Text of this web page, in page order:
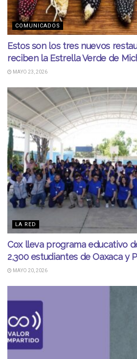
COMUNICADOS
Estos son los tres nuevos
reciben la Estrella Verde de
MAYO 23, 2026
LA RED
Cox lleva programa educativo
2,300 estudiantes de Oaxaca y
MAYO 20, 2026